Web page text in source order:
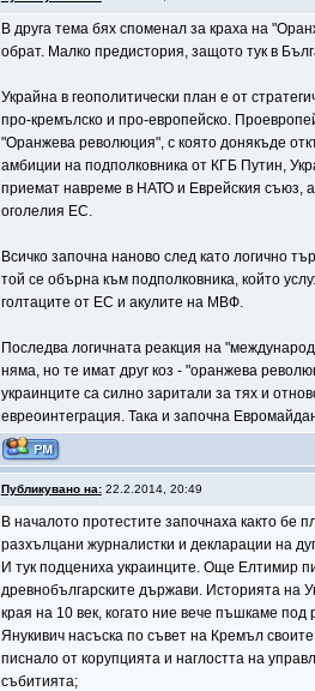
В друга тема бях споменал за краха на
обрат. Малко предистория, защото тук в
Украйна в геополитически план е от
про-кремълско и про-европейско.
"Оранжева революция", с която донякъде
амбиции на подполковника от КГБ Путин,
приемат навреме в НАТО и Еврейския съюз, а
оголелия ЕС.
Всичко започна наново след като логично
той се обърна към подполковника, който
голтаците от ЕС и акулите на МВФ.
Последва логичната реакция на
няма, но те имат друг коз - "оранжева
украинците са силно заритали за тях и
евреоинтеграция. Така и започна
Публикувано на:22.2.2014, 20:49
В началото протестите започнаха както бе
разхълцани журналистки и декларации на
И тук подцениха украинците. Още Елтимир
древнобългарските държави. Историята на
края на 10 век, когато ние вече пъшкаме
Янукивич насъска по съвет на Кремъл
писнало от корупцията и наглостта на
събитията;